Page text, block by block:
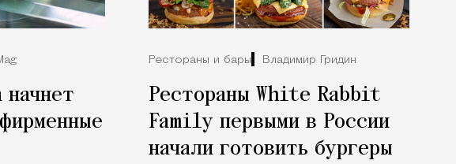
начнет
Рестораны и бары Владимир Гридин
Рестораны White Rabbit
Family первыми в России
начали готовить бургеры